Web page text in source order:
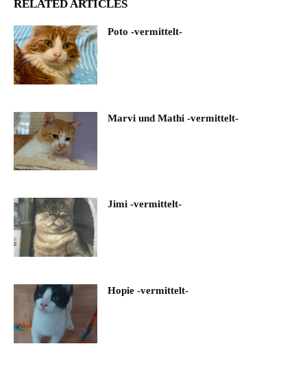
RELATED ARTICLES
Poto -vermittelt-
Marvi und Mathi -vermittelt-
Jimi -vermittelt-
Hopie -vermittelt-